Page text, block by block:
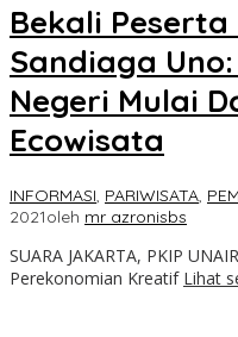
Bekali Peserta
Sandiaga
Negeri Mulai
Ecowisata
INFORMASI, PARIWISATA,
2021oleh mr azronisbs
SUARA JAKARTA, PKIP
Perekonomian Kreatif Lihat